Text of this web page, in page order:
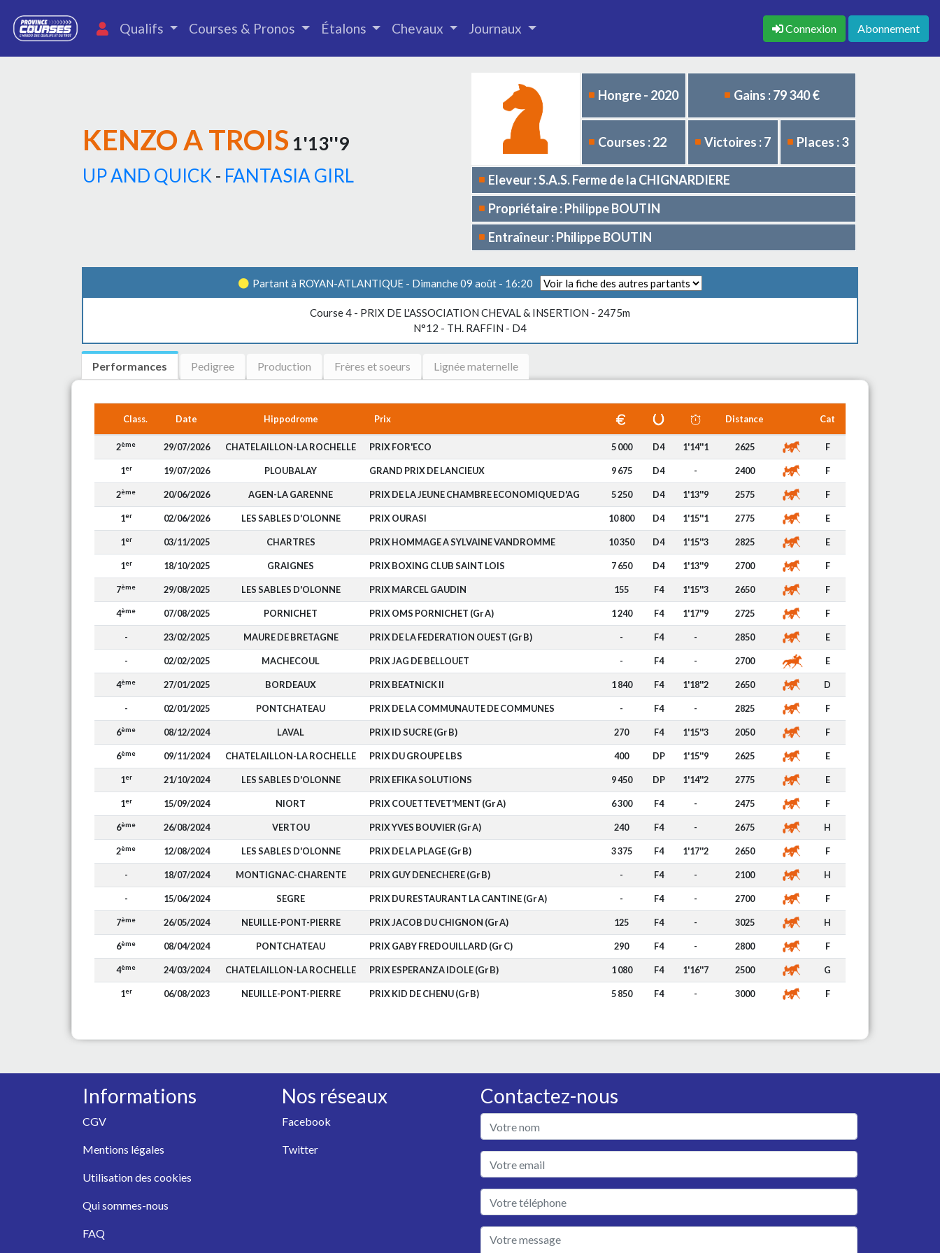
Qualifs Courses & Pronos Étalons Chevaux Journaux Connexion Abonnement
KENZO A TROIS 1'13''9
UP AND QUICK - FANTASIA GIRL
Hongre - 2020 Gains : 79 340 €
Courses : 22 Victoires : 7 Places : 3
Eleveur : S.A.S. Ferme de la CHIGNARDIERE
Propriétaire : Philippe BOUTIN
Entraîneur : Philippe BOUTIN
Partant à ROYAN-ATLANTIQUE - Dimanche 09 août - 16:20
Course 4 - PRIX DE L'ASSOCIATION CHEVAL & INSERTION - 2475m
N°12 - TH. RAFFIN - D4
Performances Pedigree Production Frères et soeurs Lignée maternelle
Class. Date Hippodrome Prix Distance Cat
2ème 29/07/2026 CHATELAILLON-LA ROCHELLE PRIX FOR'ECO 5 000 D4 1'14''1 2625 F
1er 19/07/2026 PLOUBALAY GRAND PRIX DE LANCIEUX 9 675 D4 - 2400 F
2ème 20/06/2026 AGEN-LA GARENNE PRIX DE LA JEUNE CHAMBRE ECONOMIQUE D'AG 5 250 D4 1'13''9 2575 F
1er 02/06/2026 LES SABLES D'OLONNE PRIX OURASI 10 800 D4 1'15''1 2775 E
1er 03/11/2025 CHARTRES PRIX HOMMAGE A SYLVAINE VANDROMME 10 350 D4 1'15''3 2825 E
1er 18/10/2025 GRAIGNES PRIX BOXING CLUB SAINT LOIS 7 650 D4 1'13''9 2700 F
7ème 29/08/2025 LES SABLES D'OLONNE PRIX MARCEL GAUDIN 155 F4 1'15''3 2650 F
4ème 07/08/2025 PORNICHET PRIX OMS PORNICHET (Gr A) 1 240 F4 1'17''9 2725 F
- 23/02/2025 MAURE DE BRETAGNE PRIX DE LA FEDERATION OUEST (Gr B) - F4 - 2850 E
- 02/02/2025 MACHECOUL PRIX JAG DE BELLOUET - F4 - 2700 E
4ème 27/01/2025 BORDEAUX PRIX BEATNICK II 1 840 F4 1'18''2 2650 D
- 02/01/2025 PONTCHATEAU PRIX DE LA COMMUNAUTE DE COMMUNES - F4 - 2825 F
6ème 08/12/2024 LAVAL PRIX ID SUCRE (Gr B) 270 F4 1'15''3 2050 F
6ème 09/11/2024 CHATELAILLON-LA ROCHELLE PRIX DU GROUPE LBS 400 DP 1'15''9 2625 E
1er 21/10/2024 LES SABLES D'OLONNE PRIX EFIKA SOLUTIONS 9 450 DP 1'14''2 2775 E
1er 15/09/2024 NIORT PRIX COUETTEVET'MENT (Gr A) 6 300 F4 - 2475 F
6ème 26/08/2024 VERTOU PRIX YVES BOUVIER (Gr A) 240 F4 - 2675 H
2ème 12/08/2024 LES SABLES D'OLONNE PRIX DE LA PLAGE (Gr B) 3 375 F4 1'17''2 2650 F
- 18/07/2024 MONTIGNAC-CHARENTE PRIX GUY DENECHERE (Gr B) - F4 - 2100 H
- 15/06/2024 SEGRE PRIX DU RESTAURANT LA CANTINE (Gr A) - F4 - 2700 F
7ème 26/05/2024 NEUILLE-PONT-PIERRE PRIX JACOB DU CHIGNON (Gr A) 125 F4 - 3025 H
6ème 08/04/2024 PONTCHATEAU PRIX GABY FREDOUILLARD (Gr C) 290 F4 - 2800 F
4ème 24/03/2024 CHATELAILLON-LA ROCHELLE PRIX ESPERANZA IDOLE (Gr B) 1 080 F4 1'16''7 2500 G
1er 06/08/2023 NEUILLE-PONT-PIERRE PRIX KID DE CHENU (Gr B) 5 850 F4 - 3000 F
Informations
CGV
Mentions légales
Utilisation des cookies
Qui sommes-nous
FAQ
Nos réseaux
Facebook
Twitter
Contactez-nous